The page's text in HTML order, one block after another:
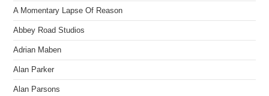
A Momentary Lapse Of Reason
Abbey Road Studios
Adrian Maben
Alan Parker
Alan Parsons